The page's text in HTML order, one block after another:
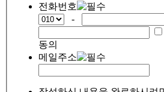
전화번호
-
동의
메일주소